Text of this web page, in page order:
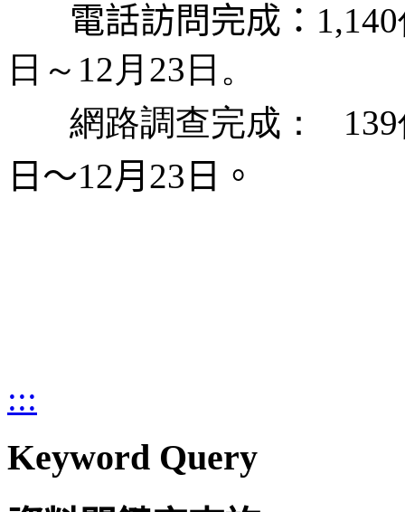
電話訪問完成：
日～ 12 月 23日。
網路調查完成： 139
日～12月23日。
:::
Keyword Query